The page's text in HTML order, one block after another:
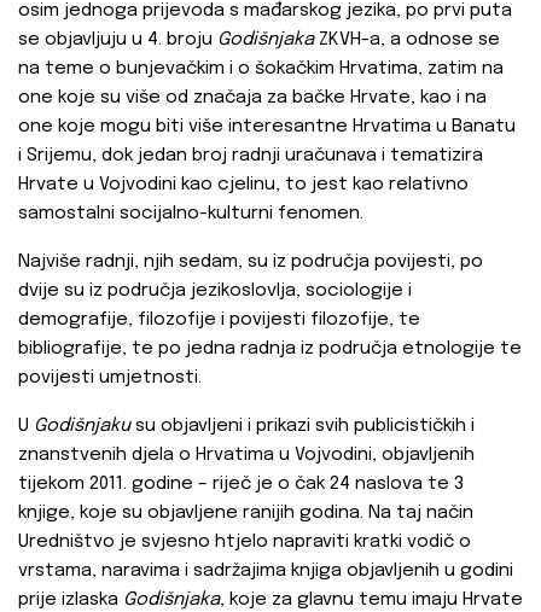
osim jednoga prijevoda s mađarskog jezika, po prvi puta
se objavljuju u 4. broju GodišnjakaZKVH-a, a odnose se
na teme o bunjevačkim i o šokačkim Hrvatima, zatim na
one koje su više od značaja za bačke Hrvate, kao i na
one koje mogu biti više interesantne Hrvatima u Banatu
i Srijemu, dok jedan broj radnji uračunava i tematizira
Hrvate u Vojvodini kao cjelinu, to jest kao relativno
samostalni socijalno-kulturni fenomen.
Najviše radnji, njih sedam, su iz područja povijesti, po
dvije su iz područja jezikoslovlja, sociologije i
demografije, filozofije i povijesti filozofije, te
bibliografije, te po jedna radnja iz područja etnologije te
povijesti umjetnosti.
U Godišnjakusu objavljeni i prikazi svih publicističkih i
znanstvenih djela o Hrvatima u Vojvodini, objavljenih
tijekom 2011. godine – riječ je o čak 24 naslova te 3
knjige, koje su objavljene ranijih godina. Na taj način
Uredništvo je svjesno htjelo napraviti kratki vodič o
vrstama, naravima i sadržajima knjiga objavljenih u godini
prije izlaska Godišnjaka, koje za glavnu temu imaju Hrvate